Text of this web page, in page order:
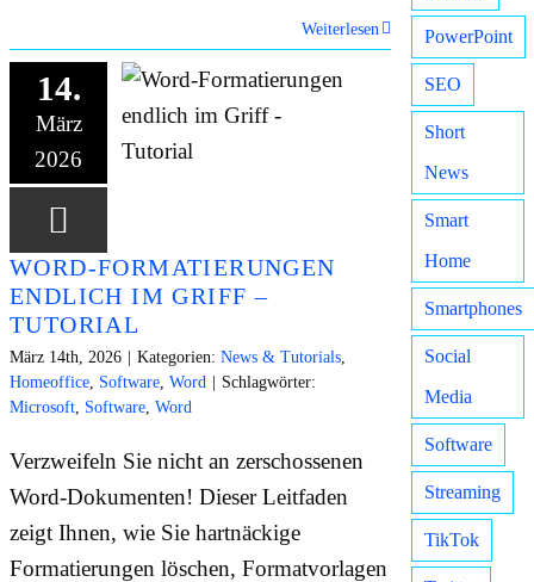
Weiterlesen
14.
März
2026
WORD-FORMATIERUNGEN
ENDLICH IM GRIFF –
TUTORIAL
März 14th, 2026 Kategorien: News & Tutorials
Homeoffice Software Word
Schlagwörter:
Microsoft Software Word
Verzweifeln Sie nicht an zerschossenen
Word-Dokumenten! Dieser Leitfaden
zeigt Ihnen, wie Sie hartnäckige
Formatierungen löschen, Formatvorlagen
PowerPoint
SEO
Short
News
Smart
Home
Smartphones
Social
Media
Software
Streaming
TikTok